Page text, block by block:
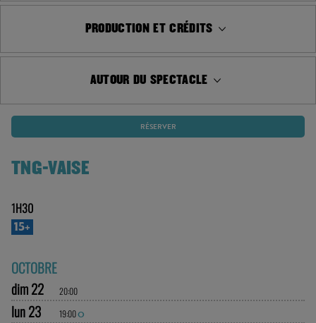
PRODUCTION ET CRÉDITS
AUTOUR DU SPECTACLE
RÉSERVER
TNG-VAISE
1H30
15+
OCTOBRE
dim 22
20:00
lun 23 19:00O